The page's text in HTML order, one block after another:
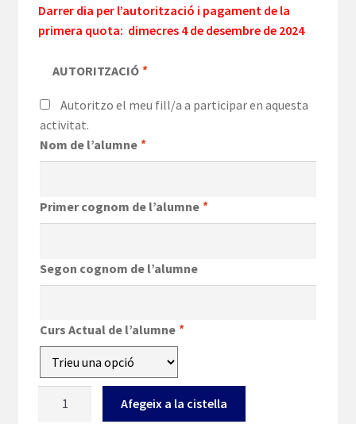
Darrer dia per l’autorització i pagament de la
primera quota: dimecres 4 de desembre de 2024
AUTORITZACIÓ *
Autoritzo el meu fill/a a participar en aquesta
activitat.
Nom de l’alumne *
Primer cognom de l’alumne *
Segon cognom de l’alumne
Curs Actual de l’alumne *
Afegeix a la cistella